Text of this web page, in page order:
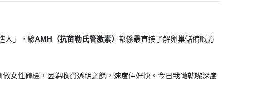
人」，驗AMH（抗苗勒氏管激素） 都係最直接了解卵巢儲備嘅方
女性體檢，因為收費透明之餘，速度仲好快。今日我哋就嚟深度